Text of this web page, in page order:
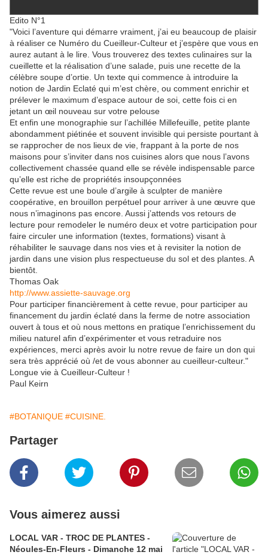
Edito N°1
"Voici l’aventure qui démarre vraiment, j’ai eu beaucoup de plaisir
à réaliser ce Numéro du Cueilleur-Culteur et j’espère que vous en
aurez autant à le lire. Vous trouverez des textes culinaires sur la
cueillette et la réalisation d’une salade, puis une recette de la
célèbre soupe d’ortie. Un texte qui commence à introduire la
notion de Jardin Eclaté qui m’est chère, ou comment enrichir et
prélever le maximum d’espace autour de soi, cette fois ci en
jetant un œil nouveau sur votre pelouse
Et enfin une monographie sur l’achillée Millefeuille, petite plante
abondamment piétinée et souvent invisible qui persiste pourtant à
se rapprocher de nos lieux de vie, frappant à la porte de nos
maisons pour s’inviter dans nos cuisines alors que nous l’avons
collectivement chassée quand elle se révèle indispensable parce
qu’elle est riche de propriétés insoupçonnées
Cette revue est une boule d’argile à sculpter de manière
coopérative, en brouillon perpétuel pour arriver à une œuvre que
nous n’imaginons pas encore. Aussi j’attends vos retours de
lecture pour remodeler le numéro deux et votre participation pour
faire circuler une information (textes, formations) visant à
réhabiliter le sauvage dans nos vies et à revisiter la notion de
jardin dans une vision plus respectueuse du sol et des plantes. A
bientôt.
Thomas Oak
http://www.assiette-sauvage.org
Pour participer financièrement à cette revue, pour participer au
financement du jardin éclaté dans la ferme de notre association
ouvert à tous et où nous mettons en pratique l’enrichissement du
milieu naturel afin d’expérimenter et vous retraduire nos
expériences, merci après avoir lu notre revue de faire un don qui
sera très apprécié où /et de vous abonner au cueilleur-culteur."
Longue vie à Cueilleur-Culteur !
Paul Keirn
#BOTANIQUE #CUISINE.
Partager
Vous aimerez aussi
LOCAL VAR - TROC DE PLANTES -
Néoules-En-Fleurs - Dimanche 12 mai